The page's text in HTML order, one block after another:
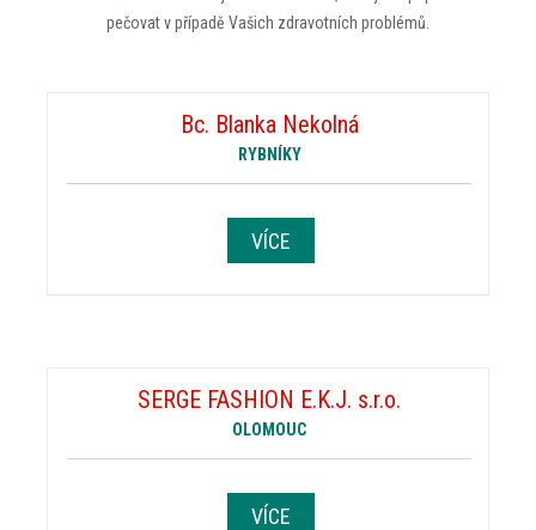
pečovat v případě Vašich zdravotních problémů.
Bc. Blanka Nekolná
RYBNÍKY
VÍCE
SERGE FASHION E.K.J. s.r.o.
OLOMOUC
VÍCE